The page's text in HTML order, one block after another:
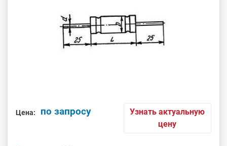
Цена: по запросу
Узнать актуальную
цену